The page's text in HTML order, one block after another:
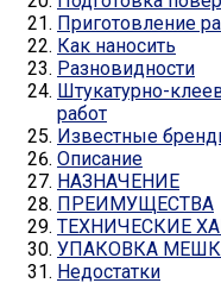
Приготовление
Как наносить
Разновидности
Штукатурно-
работ
Известные
Описание
НАЗНАЧЕНИЕ
ПРЕИМУЩЕСТВА
ТЕХНИЧЕСКИЕ
УПАКОВКА
Недостатки